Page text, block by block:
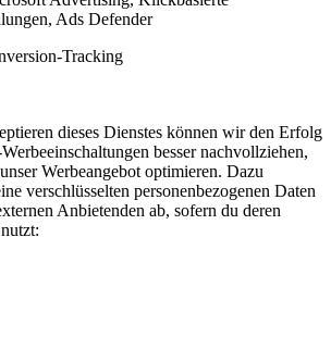
Ads Defender
Tracking
dieses Dienstes können wir den Erfolg
besser nachvollziehen,
Werbeangebot optimieren. Dazu
verschlüsselten personenbezogenen Daten
Anbietenden ab, sofern du deren